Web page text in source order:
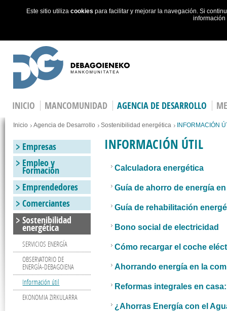
Este sitio utiliza cookies para facilitar y mejorar la navegación. Si
INICIO MANCOMUNIDAD AGENCIA DE DESARROLLO
You are here
Inicio Agencia de Desarrollo Sostenibilidad energética INFORMACIÓN
INFORMACIÓN ÚTIL
Calculadora energética
Guía de ahorro de energía
Guía de rehabilitación
Bono social de electricidad
Cómo recargar el coche
Ahorrando energía en la
Reformas integrales en
¿Ahorras Energía con el
Empresas
Empleo y
Formación
Emprendedores
Comerciantes
Sostenibilidad
energética
SERVICIOS ENERGÍA
OBSERVATORIO DE
ENERGÍA-DEBAGOIENA
Información útil
EKONOMIA ZIRKULARRA